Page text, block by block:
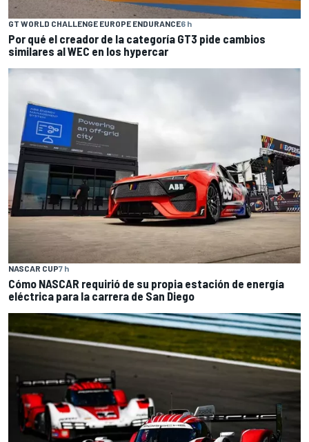
GT WORLD CHALLENGE EUROPE ENDURANCE6 h
Por qué el creador de la categoría GT3 pide cambios
similares al WEC en los hypercar
NASCAR CUP7 h
Cómo NASCAR requirió de su propia estación de energía
eléctrica para la carrera de San Diego